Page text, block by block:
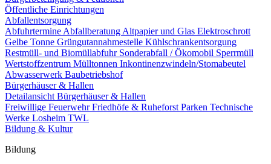
Öffentliche Einrichtungen
Abfallentsorgung
Abfuhrtermine Abfallberatung Altpapier und Glas Elektroschrott
Gelbe Tonne Grüngutannahmestelle Kühlschrankentsorgung
Restmüll- und Biomüllabfuhr Sonderabfall / Ökomobil Sperrmüll
Wertstoffzentrum Mülltonnen Inkontinenzwindeln/Stomabeutel
Abwasserwerk Baubetriebshof
Bürgerhäuser & Hallen
Detailansicht Bürgerhäuser & Hallen
Freiwillige FeuerwehrFriedhöfe & Ruheforst Parken Technische
Werke Losheim TWL
Bildung & Kultur
Bildung